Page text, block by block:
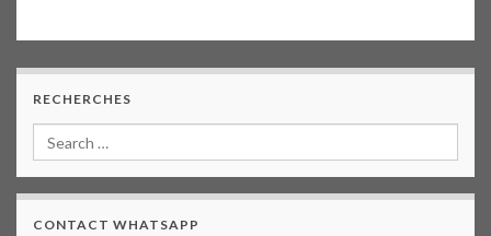
RECHERCHES
CONTACT WHATSAPP